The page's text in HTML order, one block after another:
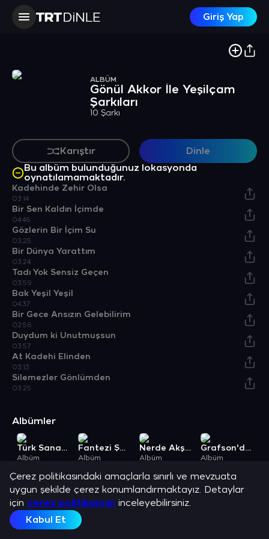
Giriş Yap
ALBÜM
Gönül Akkor İle Yeşilçam
Şarkıları
10 Şarkı
Karıştır
Dinle
Bu albüm bulunduğunuz lokasyonda
oynatılamamaktadır.
Kadehinde Zehir Olsa
03:14
Bir Sen Kaldın İçimde
04:46
Gözlerin Bir İçim Su
03:25
Bir Dünya Yarattım
03:24
Tadı Yok Sensiz Geçen
03:59
Bak Yeşil Yeşil
04:37
Bir Gece Ansızın Gelebilirim
02:56
Duydum ki Unutmuşsun
03:57
At Kadehi Elinden
03:13
Silemezler Gönlümden
03:25
Albümler
Türk Sanat Müziği İle Yıldızlar Geçidi
Albüm
Fantezi Şarkılar Yıldızlar Geçidi 1
Albüm
Nerde Akşam Orda Sabah / Aşk Olsun
Albüm
Grafson'dan Gönül Akkor Klasikleri
Albüm
Açıklama
Gönül Akkor ve en sevilen şarkılarını dinle.
Çerez politikasındaki amaçlarla sınırlı ve mevzuata
uygun şekilde çerez konumlandırmaktayız. Detaylar
için çerez politikamızı inceleyebilirsiniz.
Kabul Et